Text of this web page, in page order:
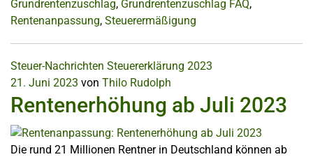
Grundrentenzuschlag, Grundrentenzuschlag FAQ,
Rentenanpassung, Steuerermäßigung
Steuer-Nachrichten Steuererklärung 2023
21. Juni 2023 von Thilo Rudolph
Rentenerhöhung ab Juli 2023
Die rund 21 Millionen Rentner in Deutschland können ab